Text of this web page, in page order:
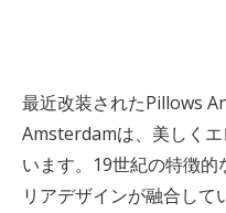
最近改装されたPillows
Amsterdamは、美しく
います。19世紀の特徴
リアデザインが融合して